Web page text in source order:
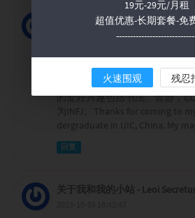
关于我和我的小站 - Leoi
2025-05-26 21:35:07
[...]我感谢光临敝站。我是Leo，
C。我的专业是英语语言文学（
领域包括多模态分析、概念隐
的爱好兴趣包括书法、音游，
为INFJ。Thanks for coming to
dergraduate in UIC, China. My
回复
关于我和我的小站 - Leoi
19元-29元/月租
超值优惠-长期套餐-免
火速围观 残忍